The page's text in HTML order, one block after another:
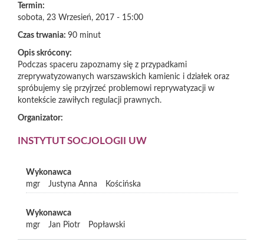
Termin:
sobota, 23 Wrzesień, 2017 - 15:00
Czas trwania: 90 minut
Opis skrócony:
Podczas spaceru zapoznamy się z przypadkami
zreprywatyzowanych warszawskich kamienic i działek oraz
spróbujemy się przyjrzeć problemowi reprywatyzacji w
kontekście zawiłych regulacji prawnych.
Organizator:
INSTYTUT SOCJOLOGII UW
Wykonawca
mgr
Justyna Anna Kościńska
Wykonawca
mgr
Jan Piotr Popławski